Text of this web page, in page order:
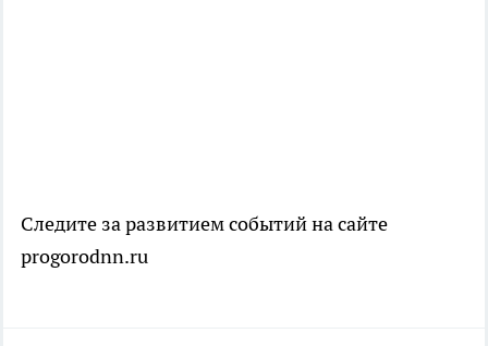
Следите за развитием событий на сайте
progorodnn.ru